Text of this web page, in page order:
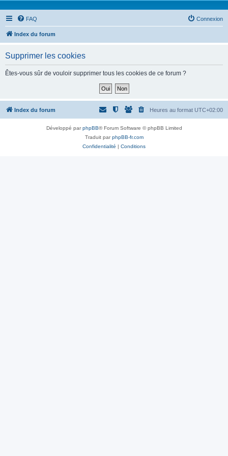
FAQ Connexion
Index du forum
Supprimer les cookies
Êtes-vous sûr de vouloir supprimer tous les cookies de ce forum ?
Index du forum Heures au format UTC+02:00
Développé parphpBB® Forum Software © phpBB Limited
Traduit parphpBB-fr.com
Confidentialité | Conditions